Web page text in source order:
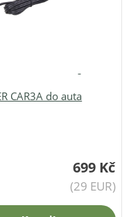
CAR3A do auta
699 Kč
(29 EUR)